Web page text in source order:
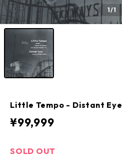
1/1
Little Tempo - Distant
¥99,999
SOLD OUT